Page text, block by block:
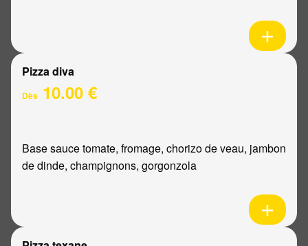
Pizza diva
Dès 10.00 €
Base sauce tomate, fromage, chorizo de veau, jambon
de dinde, champignons, gorgonzola